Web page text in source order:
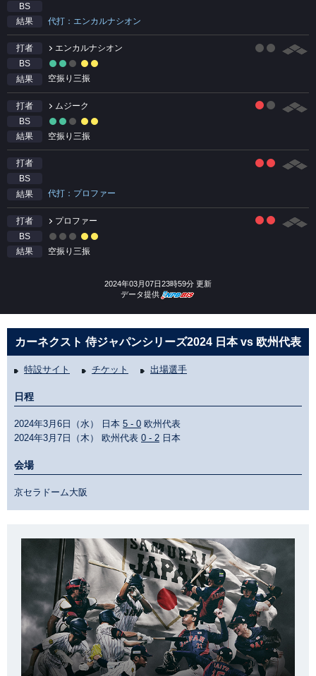
BS
結果
代打：エンカルナシオン
打者
エンカルナシオン
BS
結果
空振り三振
打者
ムジーク
BS
結果
空振り三振
打者
BS
結果
代打：プロファー
打者
プロファー
BS
結果
空振り三振
2024年03月07日23時59分 更新
データ提供
カーネクスト 侍ジャパンシリーズ2024 日本 vs 欧州代表
特設サイト チケット 出場選手
日程
2024年3月6日（水） 日本 5 - 0 欧州代表
2024年3月7日（木） 欧州代表 0 - 2 日本
会場
京セラドーム大阪